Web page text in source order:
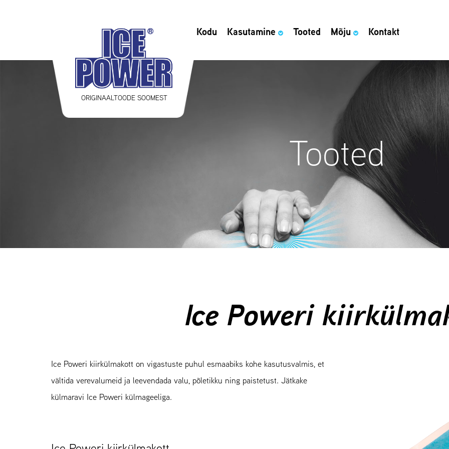
ORIGINAALTOODE SOOMEST
Kodu Kasutamine Tooted Mõju Kontakt
Tooted
Ice Poweri
Ice Poweri kiirkülmakott on vigastuste puhul esmaabiks kohe kasutusvalmis, et
vältida verevalumeid ja leevendada valu, põletikku ning paistetust. Jätkake
külmaravi Ice Poweri külmageeliga.